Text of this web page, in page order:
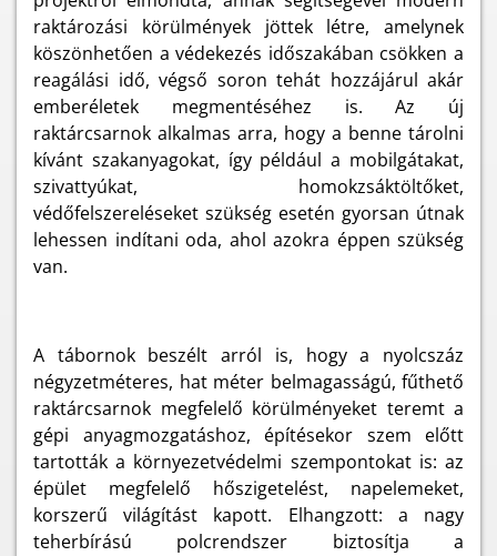
raktározási körülmények jöttek létre, amelynek
köszönhetően a védekezés időszakában csökken a
reagálási idő, végső soron tehát hozzájárul akár
emberéletek megmentéséhez is. Az új
raktárcsarnok alkalmas arra, hogy a benne tárolni
kívánt szakanyagokat, így például a mobilgátakat,
szivattyúkat, homokzsáktöltőket,
védőfelszereléseket szükség esetén gyorsan útnak
lehessen indítani oda, ahol azokra éppen szükség
van.
A tábornok beszélt arról is, hogy a nyolcszáz
négyzetméteres, hat méter belmagasságú, fűthető
raktárcsarnok megfelelő körülményeket teremt a
gépi anyagmozgatáshoz, építésekor szem előtt
tartották a környezetvédelmi szempontokat is: az
épület megfelelő hőszigetelést, napelemeket,
korszerű világítást kapott. Elhangzott: a nagy
teherbírású polcrendszer biztosítja a